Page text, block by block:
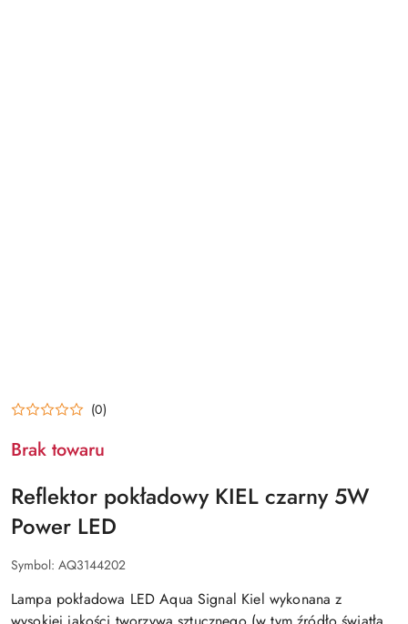
(0)
Brak towaru
Reflektor pokładowy KIEL czarny 5W
Power LED
Symbol: AQ3144202
Lampa pokładowa LED Aqua Signal Kiel wykonana z